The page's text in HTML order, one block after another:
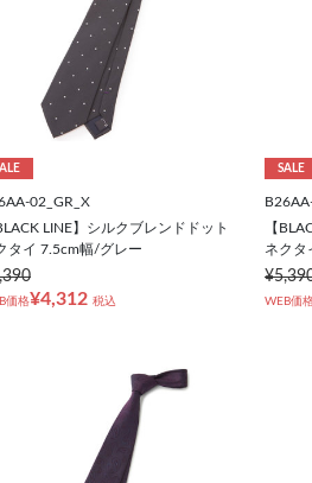
02_GR_X
LINE】シルクブレンドドット
タイ 7.5cm幅/グレー
価格¥4,312 税込
SALE
【
ネクタ
WEB価